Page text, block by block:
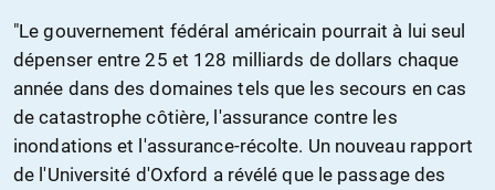
"Le gouvernement fédéral américain pourrait à lui seul
dépenser entre 25 et 128 milliards de dollars chaque
année dans des domaines tels que les secours en cas
de catastrophe côtière, l'assurance contre les
inondations et l'assurance-récolte. Un nouveau rapport
de l'Université d'Oxford a révélé que le passage des